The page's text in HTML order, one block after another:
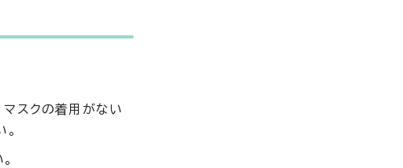
スクの着用がない